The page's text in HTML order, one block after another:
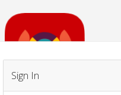
Sign In